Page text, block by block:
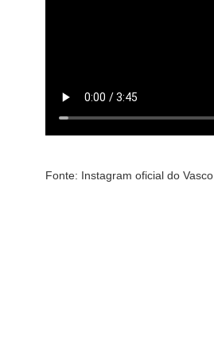
Fonte: Instagram oficial do Vasco